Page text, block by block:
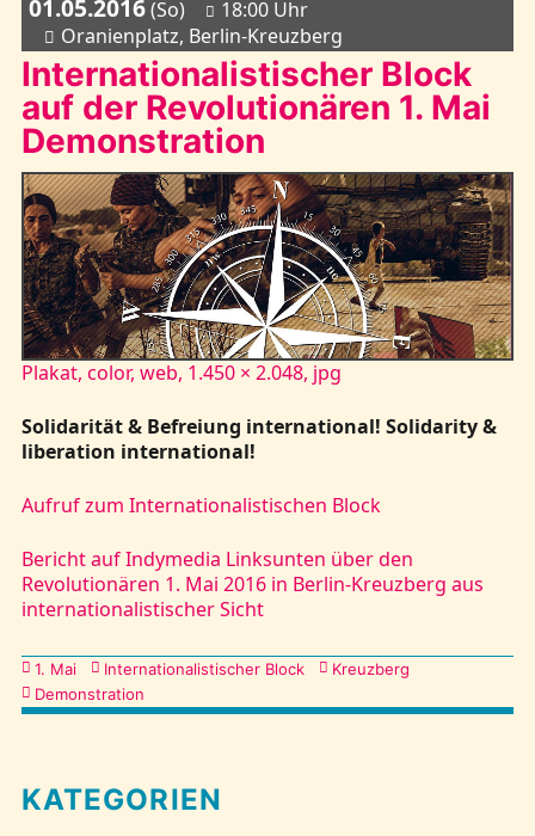
01.05.2016(So)
18:00 Uhr
Oranienplatz, Berlin-Kreuzberg
Internationalistischer Block
auf der Revolutionären 1. Mai
Demonstration
Plakat, color, web, 1.450 × 2.048, jpg
Solidarität & Befreiung international! Solidarity &
liberation international!
Aufruf zum Internationalistischen Block
Bericht auf Indymedia Linksunten über den
Revolutionären 1. Mai 2016 in Berlin-Kreuzberg aus
internationalistischer Sicht
Kategorien
1. Mai Internationalistischer Block
Kreuzberg
Demonstration
KATEGORIEN